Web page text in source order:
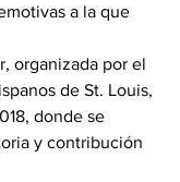
a la que
organizada por el
de St. Louis,
donde se
y contribución